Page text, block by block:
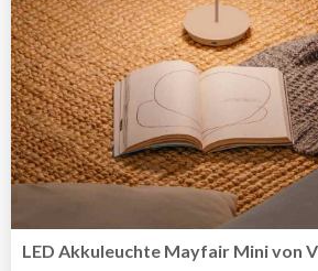
LED Akkuleuchte Mayfair Mini